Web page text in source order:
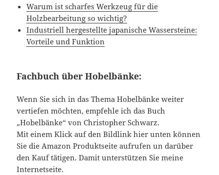
Warum ist scharfes Werkzeug für die
Holzbearbeitung so wichtig?
Industriell hergestellte japanische Wassersteine:
Vorteile und Funktion
Fachbuch über Hobelbänke:
Wenn Sie sich in das Thema Hobelbänke weiter
vertiefen möchten, empfehle ich das Buch
„Hobelbänke“ von Christopher Schwarz.
Mit einem Klick auf den Bildlink hier unten können
Sie die Amazon Produktseite aufrufen un darüber
den Kauf tätigen. Damit unterstützen Sie meine
Internetseite.